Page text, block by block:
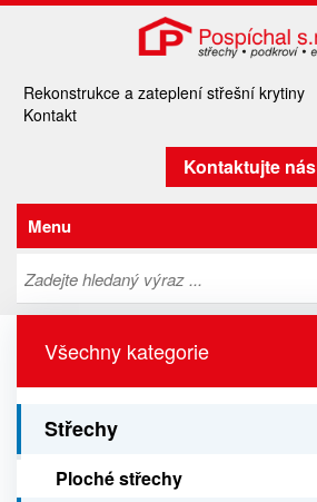
Rekonstrukce a zateplení střešní krytiny
Kontakt
Kontaktujte nás
Menu
Všechny kategorie
Střechy
Ploché střechy